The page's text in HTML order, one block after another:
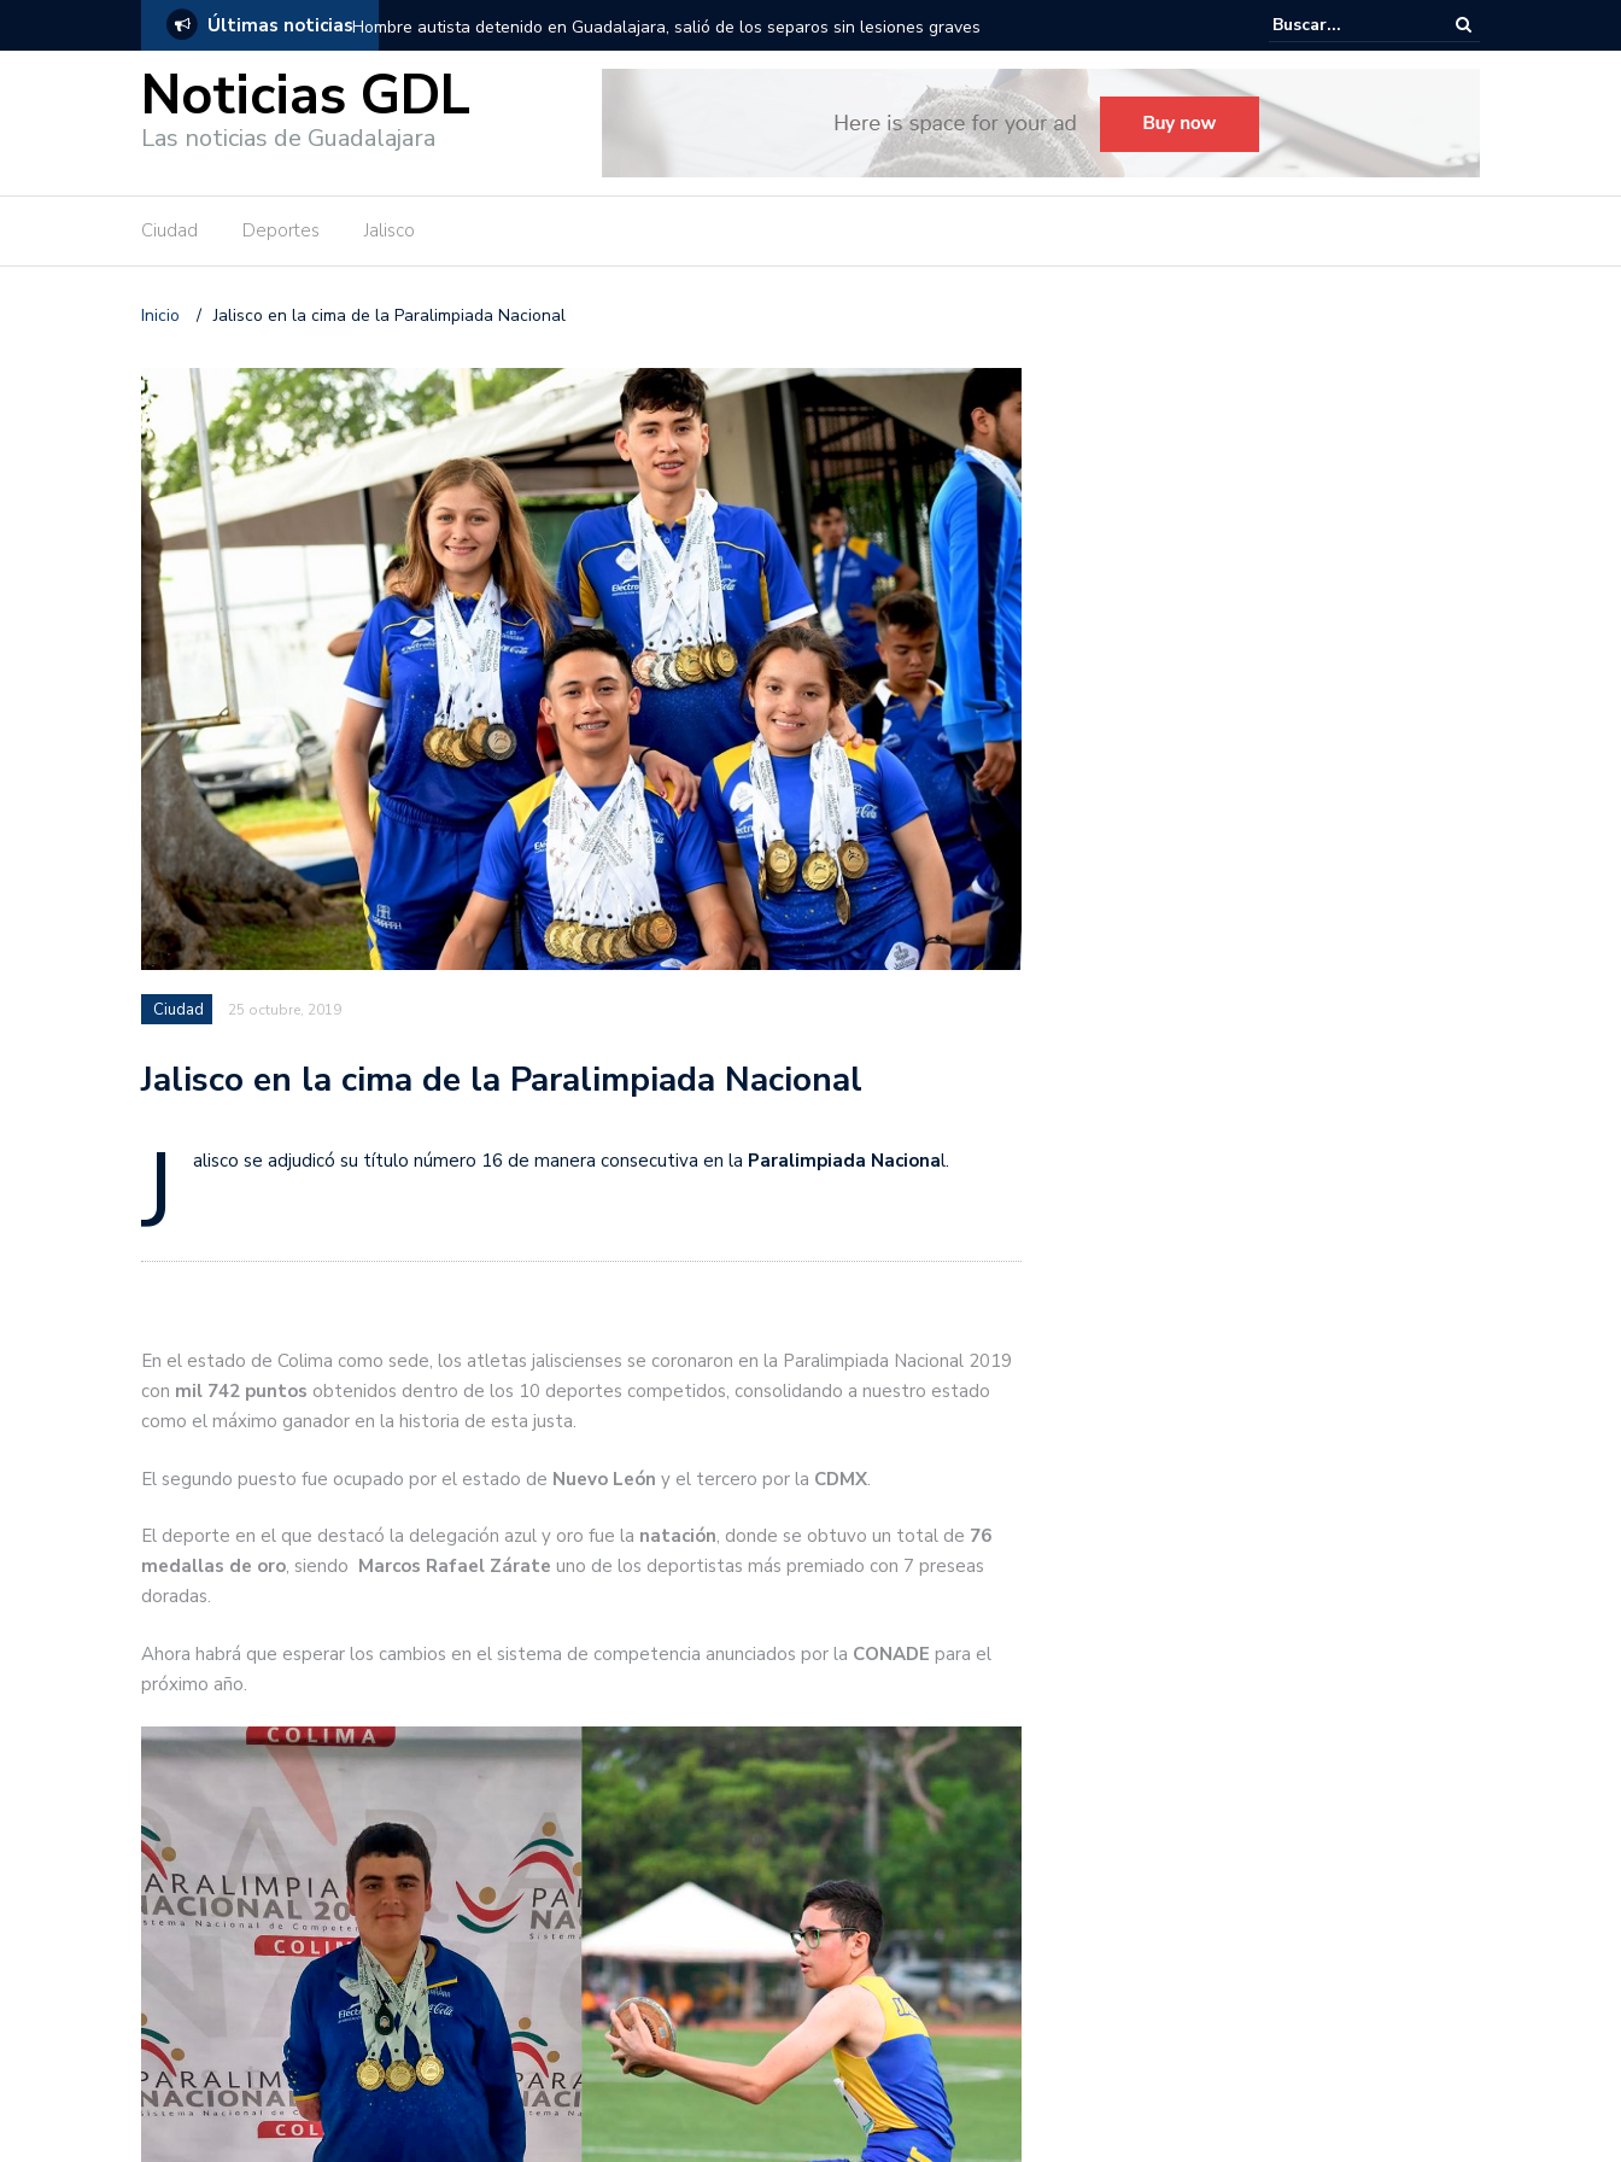
Últimas noticias
salió de los separos sin lesiones graves Títeres gigantes recorrerán las calles de Guadalajara: aparta la fecha Todo listo para el Festival Desfile Día de Muertos 2025 en Guadalajara
Noticias GDL
Las noticias de Guadalajara
Ciudad Deportes Jalisco
Inicio / Jalisco en la cima de la Paralimpiada Nacional
Ciudad 25 octubre, 2019
Jalisco en la cima de la Paralimpiada Nacional
J alisco se adjudicó su título número 16 de manera consecutiva en la Paralimpiada Nacional.
En el estado de Colima como sede, los atletas jaliscienses se coronaron en la Paralimpiada Nacional 2019
con mil 742 puntos obtenidos dentro de los 10 deportes competidos, consolidando a nuestro estado
como el máximo ganador en la historia de esta justa.
El segundo puesto fue ocupado por el estado de Nuevo León y el tercero por la CDMX.
El deporte en el que destacó la delegación azul y oro fue la natación, donde se obtuvo un total de 76
medallas de oro, siendo Marcos Rafael Zárate uno de los deportistas más premiado con 7 preseas
doradas.
Ahora habrá que esperar los cambios en el sistema de competencia anunciados por la CONADE para el
próximo año.